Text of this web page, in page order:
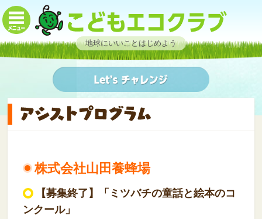
地球にいいことはじめよう
株式会社山田養蜂場
【募集終了】「ミツバチの童話と絵本のコ
ンクール」